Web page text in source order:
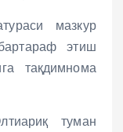
мазкур
этиш
тақдимнома
туман